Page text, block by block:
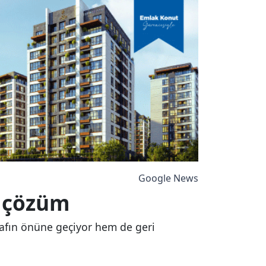
Google News
önüne geçiyor hem de geri